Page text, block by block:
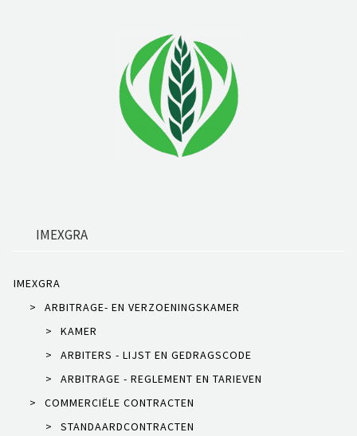
IMEXGRA
IMEXGRA
>
ARBITRAGE- EN VERZOENINGSKAMER
>
KAMER
>
ARBITERS - LIJST EN GEDRAGSCODE
>
ARBITRAGE - REGLEMENT EN TARIEVEN
>
COMMERCIËLE CONTRACTEN
>
STANDAARDCONTRACTEN